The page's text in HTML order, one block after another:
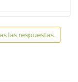
las respuestas.